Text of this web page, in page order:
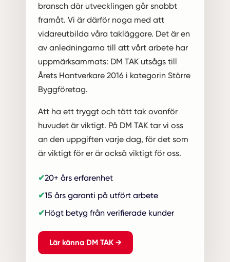
bransch där utvecklingen går snabbt
framåt. Vi är därför noga med att
vidareutbilda våra takläggare. Det är en
av anledningarna till att vårt arbete har
uppmärksammats: DM TAK utsågs till
Årets Hantverkare 2016 i kategorin Större
Byggföretag.
Att ha ett tryggt och tätt tak ovanför
huvudet är viktigt. På DM TAK tar vi oss
an den uppgiften varje dag, för det som
är viktigt för er är också viktigt för oss.
20+ års erfarenhet
15 års garanti på utfört arbete
Högt betyg från verifierade kunder
Lär känna DM TAK →